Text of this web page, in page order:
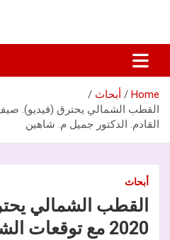
Home
أبحاث
القادم. الدكتور جميل م. شاهين
أبحاث
القطب الشمالي
2020 مع توقعات